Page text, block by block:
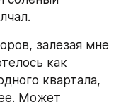
залезая мне
как
квартала,
Может